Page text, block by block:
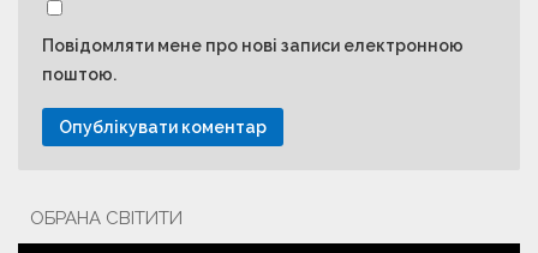
Повідомляти мене про нові записи електронною
поштою.
ОБРАНА СВІТИТИ